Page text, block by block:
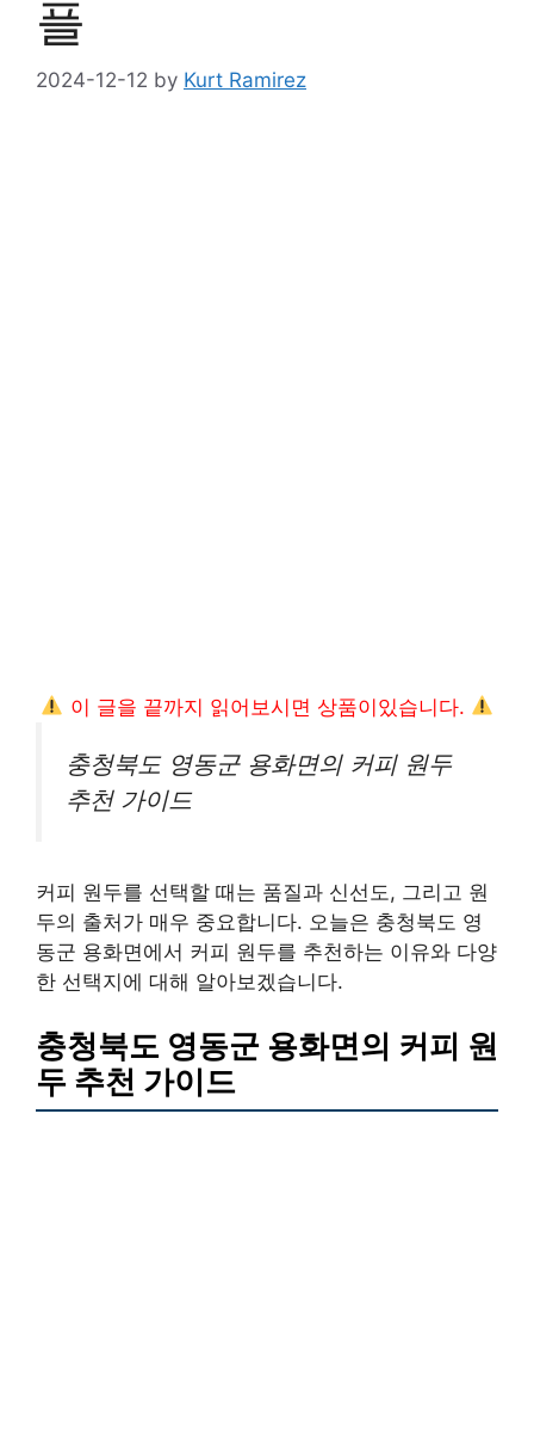
플
2024-12-12 by Kurt Ramirez
이 글을 끝까지 읽어보시면 상품이있습니다.
충청북도 영동군 용화면의 커피 원두
추천 가이드
커피 원두를 선택할 때는 품질과 신선도, 그리고 원
두의 출처가 매우 중요합니다. 오늘은 충청북도 영
동군 용화면에서 커피 원두를 추천하는 이유와 다양
한 선택지에 대해 알아보겠습니다.
충청북도 영동군 용화면의 커피 원
두 추천 가이드